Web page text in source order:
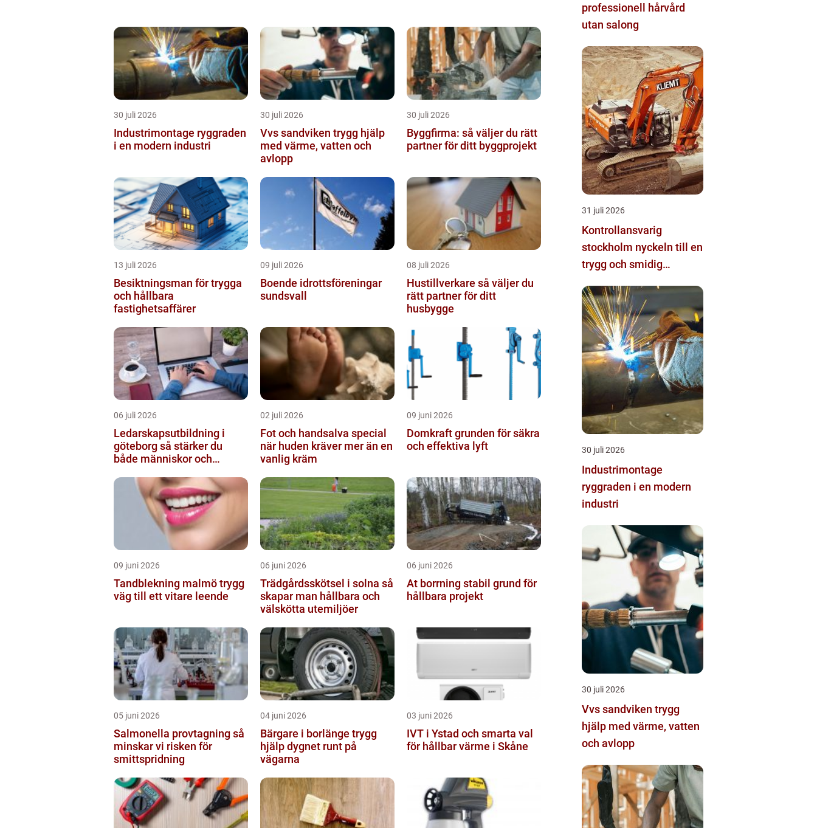
30 juli 2026
Industrimontage ryggraden
i en modern industri
30 juli 2026
Vvs sandviken trygg hjälp
med värme, vatten och
avlopp
30 juli 2026
Byggfirma: så väljer du rätt
partner för ditt byggprojekt
13 juli 2026
Besiktningsman för trygga
och hållbara
fastighetsaffärer
09 juli 2026
Boende idrottsföreningar
sundsvall
08 juli 2026
Hustillverkare så väljer du
rätt partner för ditt
husbygge
06 juli 2026
Ledarskapsutbildning i
göteborg så stärker du
både människor och
02 juli 2026
Fot och handsalva special
när huden kräver mer än en
vanlig kräm
09 juni 2026
Domkraft grunden för säkra
och effektiva lyft
09 juni 2026
Tandblekning malmö trygg
väg till ett vitare leende
06 juni 2026
Trädgårdsskötsel i solna så
skapar man hållbara och
välskötta utemiljöer
06 juni 2026
At borrning stabil grund för
hållbara projekt
05 juni 2026
Salmonella provtagning så
minskar vi risken för
smittspridning
04 juni 2026
Bärgare i borlänge trygg
hjälp dygnet runt på
vägarna
03 juni 2026
IVT i Ystad och smarta val
för hållbar värme i Skåne
professionell hårvård
utan salong
31 juli 2026
Kontrollansvarig
stockholm nyckeln till en
trygg och smidig
30 juli 2026
Industrimontage
ryggraden i en modern
industri
30 juli 2026
Vvs sandviken trygg
hjälp med värme, vatten
och avlopp